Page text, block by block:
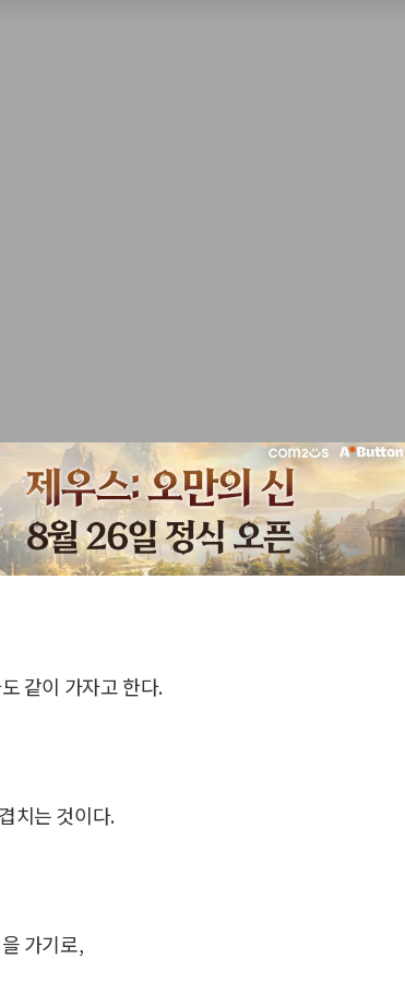
같이 가자고 한다.
치는 것이다.
가기로,